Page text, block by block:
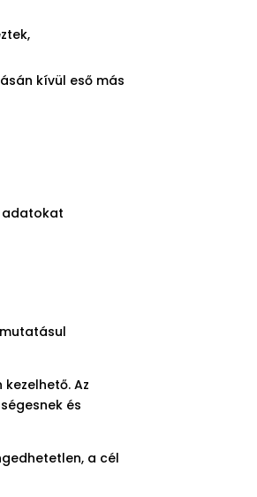
kívül eső más
adatokat
Az
és
a cél